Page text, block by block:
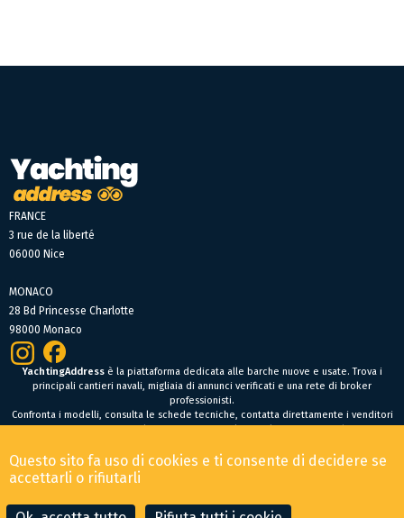
FRANCE
3 rue de la liberté
06000 Nice
MONACO
28 Bd Princesse Charlotte
98000 Monaco
YachtingAddressè la piattaforma dedicata alle barche nuove e usate. Trova i
principali cantieri navali, migliaia di annunci verificati e una rete di broker
professionisti.
Confronta i modelli, consulta le schede tecniche, contatta direttamente i venditori
oppure fai un’offerta online per trovare facilmente la tua prossima barca.
Condizioni Generali di Vendita-Menzioni legali
© 2026 YachtingAddress.com
Questo sito fa uso di cookies e ti consente di decidere se
accettarli o rifiutarli